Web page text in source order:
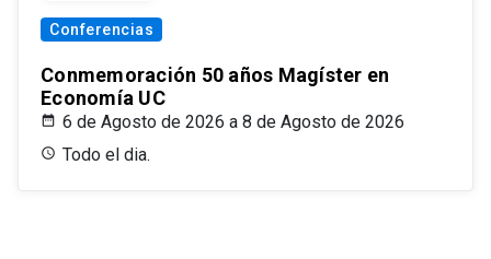
Conferencias
Conmemoración 50 años Magíster en
Economía UC
6 de Agosto de 2026 a 8 de Agosto de 2026
Todo el dia.